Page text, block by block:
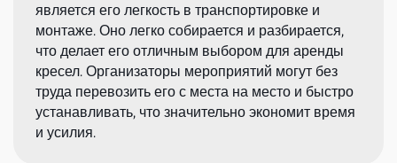
является его легкость в транспортировке и
монтаже. Оно легко собирается и разбирается,
что делает его отличным выбором для аренды
кресел. Организаторы мероприятий могут без
труда перевозить его с места на место и быстро
устанавливать, что значительно экономит время
и усилия.